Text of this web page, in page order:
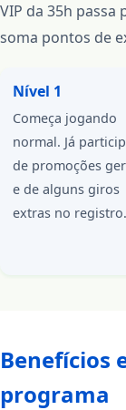
VIP da 35h passa
soma pontos de
Nível 1
Começa jogando
normal. Já
de promoções
e de alguns giros
extras no registro.
Benefícios
programa